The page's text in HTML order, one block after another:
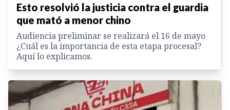
Esto resolvió la justicia contra el guardia
que mató a menor chino
Audiencia preliminar se realizará el 16 de mayo
¿Cuál es la importancia de esta etapa procesal?
Aquí lo explicamos.